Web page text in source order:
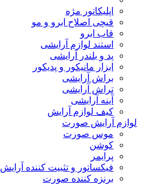
اپلیکاتور مژه
قیچی اصلاح ابرو و مو
قاب ابرو
استند لوازم آرایشی
پد و بلندر آرایشی
ابزار مانیکور و پدیکور
براش آرایشی
تراش آرایشی
آینه آرایشی
کیف لوازم آرایش
لوازم آرایش صورت
موس صورت
کوشن
پرایمر
فیکساتور و تثبیت کننده آرایش
برنزه کننده صورت